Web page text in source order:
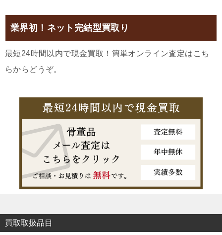
業界初！ネット完結型買取り
最短24時間以内で現金買取！簡単オンライン査定はこち
らからどうぞ。
買取取扱品目